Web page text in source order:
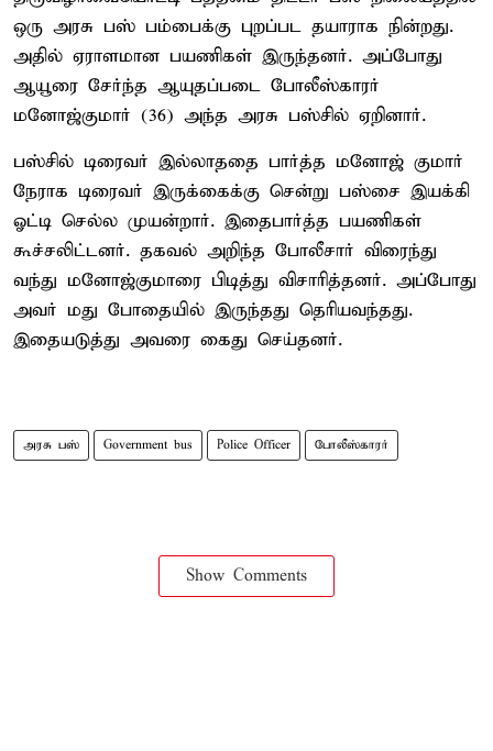
ஒரு அரசு பஸ் பம்பைக்கு புறப்பட தயாராக நின்றது.
அதில் ஏராளமான பயணிகள் இருந்தனர். அப்போது
ஆயூரை சேர்ந்த ஆயுதப்படை போலீஸ்காரர்
மனோஜ்குமார் (36) அந்த அரசு பஸ்சில் ஏறினார்.
பஸ்சில் டிரைவர் இல்லாததை பார்த்த மனோஜ் குமார்
நேராக டிரைவர் இருக்கைக்கு சென்று பஸ்சை இயக்கி
ஓட்டி செல்ல முயன்றார். இதைபார்த்த பயணிகள்
கூச்சலிட்டனர். தகவல் அறிந்த போலீசார் விரைந்து
வந்து மனோஜ்குமாரை பிடித்து விசாரித்தனர். அப்போது
அவர் மது போதையில் இருந்தது தெரியவந்தது.
இதையடுத்து அவரை கைது செய்தனர்.
அரசு பஸ் Government bus Police Officer போலீஸ்காரர்
Show Comments